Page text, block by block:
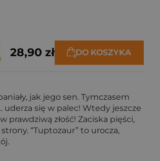
28,90 zł DO KOSZYKA
jak jego sen. Tymczasem
się w palec! Wtedy jeszcze
złość! Zaciska pięści,
“Tuptozaur” to urocza,